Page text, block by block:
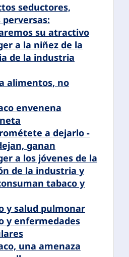
seductores,
su atractivo
a la niñez de la
de la industria
alimentos, no
envenena
a dejarlo -
ganan
a los jóvenes de la
de la industria y
tabaco y
y salud pulmonar
y enfermedades
una amenaza